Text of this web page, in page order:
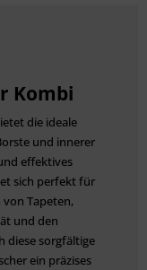
Kombi
die ideale
und innerer
effektives
sich perfekt für
von Tapeten,
und den
diese sorgfältige
ein präzises